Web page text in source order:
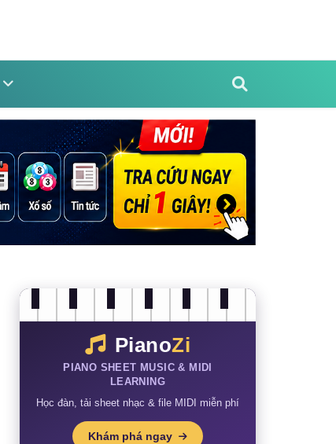
PianoZi
PIANO SHEET MUSIC & MIDI
LEARNING
Học đàn, tải sheet nhạc & file MIDI miễn phí
Khám phá ngay